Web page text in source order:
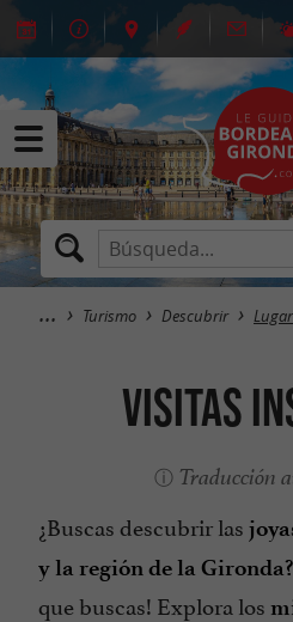
Turismo Descubrir
Visitas
Traducción
¿Buscas descubrir las
y la región de la Gironda?
que buscas! Explora los